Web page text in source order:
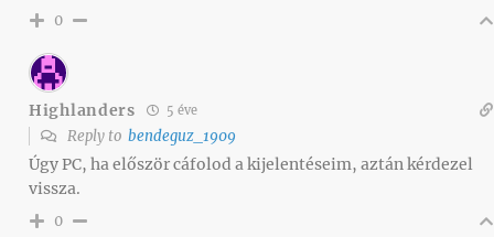
0
Highlanders 5 éve
Reply to bendeguz_1909
Úgy PC, ha először cáfolod a kijelentéseim, aztán kérdezel
vissza.
0